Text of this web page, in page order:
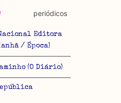
ser exportados em formato
Editora
/ Época)
(O Diário)
periódicos